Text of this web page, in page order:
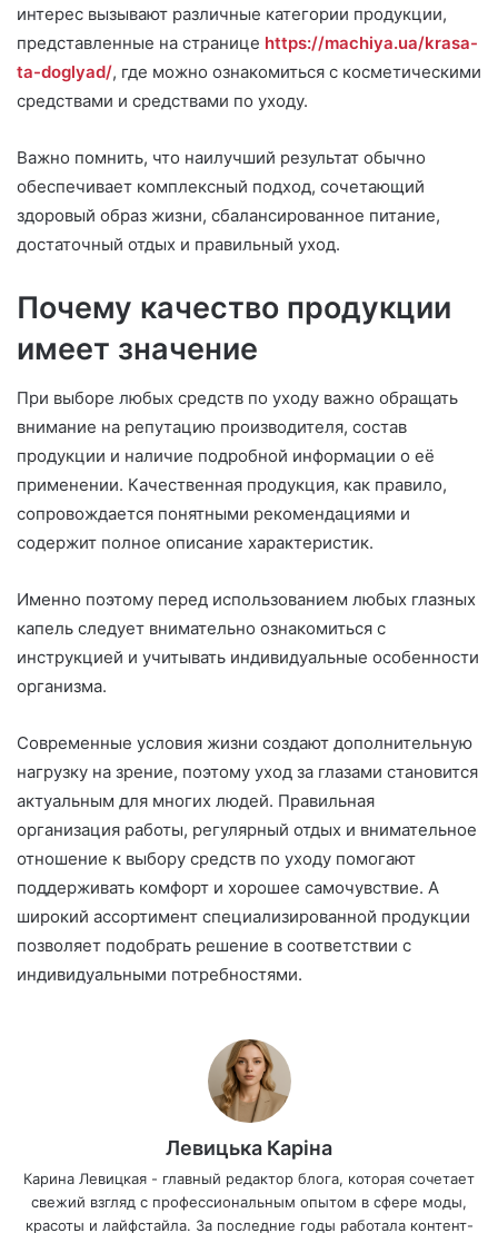
интерес вызывают различные категории продукции,
представленные на странице https://machiya.ua/krasa-
ta-doglyad/, где можно ознакомиться с косметическими
средствами и средствами по уходу.
Важно помнить, что наилучший результат обычно
обеспечивает комплексный подход, сочетающий
здоровый образ жизни, сбалансированное питание,
достаточный отдых и правильный уход.
Почему качество продукции
имеет значение
При выборе любых средств по уходу важно обращать
внимание на репутацию производителя, состав
продукции и наличие подробной информации о её
применении. Качественная продукция, как правило,
сопровождается понятными рекомендациями и
содержит полное описание характеристик.
Именно поэтому перед использованием любых глазных
капель следует внимательно ознакомиться с
инструкцией и учитывать индивидуальные особенности
организма.
Современные условия жизни создают дополнительную
нагрузку на зрение, поэтому уход за глазами становится
актуальным для многих людей. Правильная
организация работы, регулярный отдых и внимательное
отношение к выбору средств по уходу помогают
поддерживать комфорт и хорошее самочувствие. А
широкий ассортимент специализированной продукции
позволяет подобрать решение в соответствии с
индивидуальными потребностями.
Левицька Каріна
Карина Левицкая - главный редактор блога, которая сочетает
свежий взгляд с профессиональным опытом в сфере моды,
красоты и лайфстайла. За последние годы работала контент-